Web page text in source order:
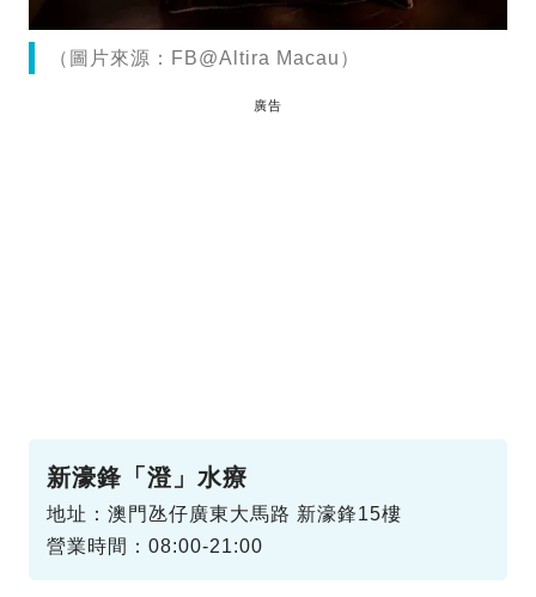
（圖片來源：FB@Altira Macau）
廣告
新濠鋒「澄」水療
地址：澳門氹仔廣東大馬路 新濠鋒15樓
營業時間：08:00-21:00